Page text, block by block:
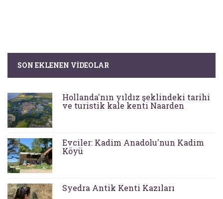
SON EKLENEN VIDEOLAR
Hollanda'nın yıldız şeklindeki tarihi
ve turistik kale kenti Naarden
Evciler: Kadim Anadolu'nun Kadim
Köyü
Syedra Antik Kenti Kazıları